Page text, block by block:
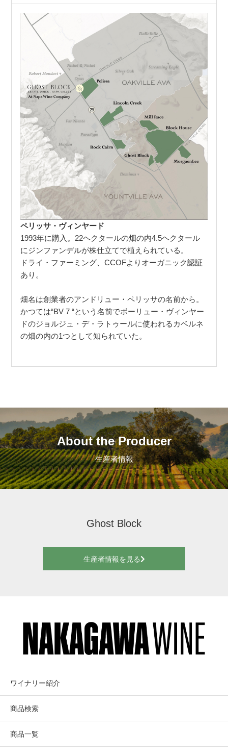
ペリッサ・ヴィンヤード
1993年に購入。22ヘクタールの畑の内4.5ヘクタール
にジンファンデルが株仕立てで植えられている。
ドライ・ファーミング、CCOFよりオーガニック認証
あり。
畑名は創業者のアンドリュー・ペリッサの名前から。
かつては“BV 7 “という名前でボーリュー・ヴィンヤー
ドのジョルジュ・デ・ラトゥールに使われるカベルネ
の畑の内の1つとして知られていた。
About the Producer
生産者情報
Ghost Block
生産者情報を見る
ワイナリー紹介
商品検索
商品一覧